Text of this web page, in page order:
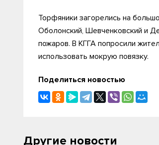
Торфяники загорелись на
Оболонский, Шевченковский и
пожаров. В КГГА попросили
использовать мокрую повязку.
Поделиться новостью
Другие новости